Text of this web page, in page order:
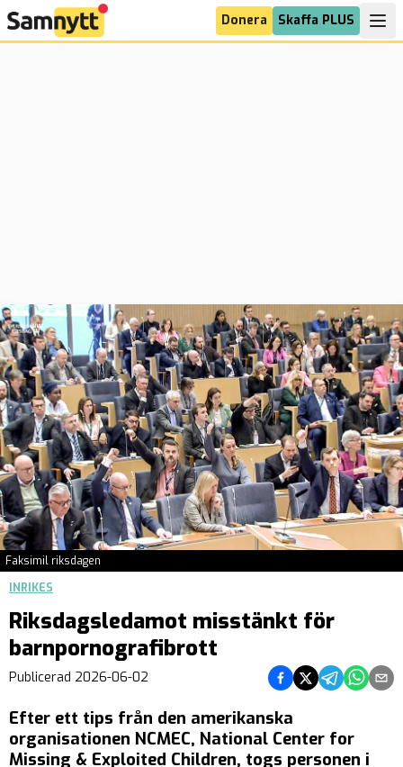
Donera Skaffa PLUS
Faksimil riksdagen
INRIKES
Riksdagsledamot misstänkt för
barnpornografibrott
Publicerad 2026-06-02 Dela på Facebook
Dela på Twitter
Dela påDela på
Dela
Efter ett tips från den amerikanska
organisationen NCMEC, National Center for
Missing & Exploited Children, togs personen i